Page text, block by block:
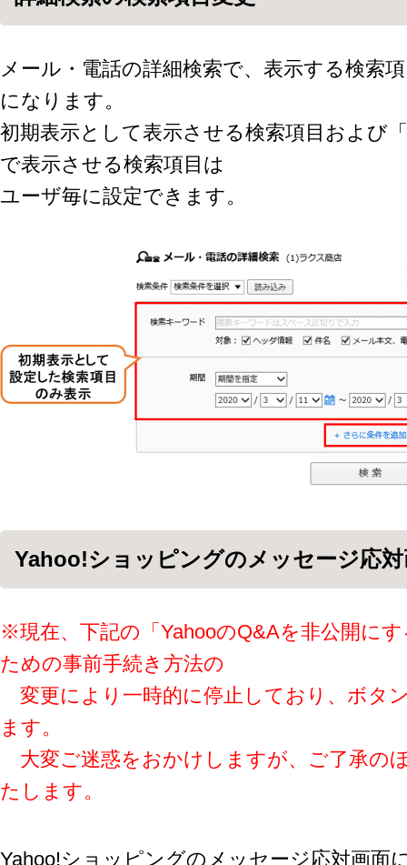
メール・電話の詳細検索で、表示する検索
になります。
初期表示として表示させる検索項目および
で表示させる検索項目は
ユーザ毎に設定できます。
Yahoo!ショッピングのメッセージ応対
※現在、下記の「YahooのQ&Aを非公開に
ための事前手続き方法の
変更により 一時的に停止しており、ボタ
ます。
大変ご迷惑をおかけしますが、ご了承の
たします。
Yahoo!ショッピングのメッセージ応対画面